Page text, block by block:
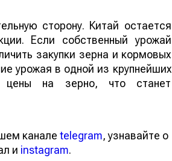
сторону. Китай остается
Если собственный урожай
закупки зерна и кормовых
урожая в одной из крупнейших
цены на зерно, что станет
канале telegram, узнавайте о
и instagram.